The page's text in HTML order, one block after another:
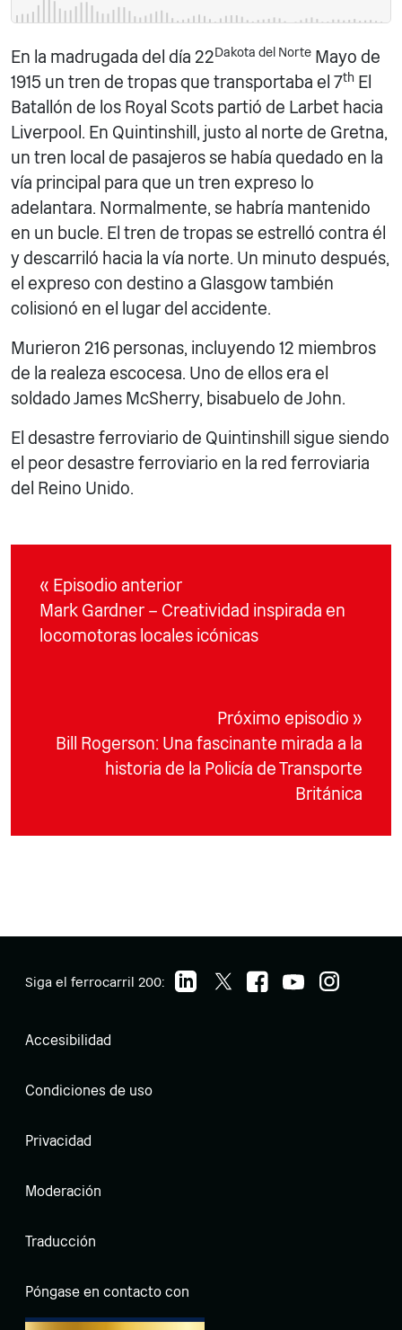
En la madrugada del día 22Dakota del Norte Mayo de
1915 un tren de tropas que transportaba el 7th El
Batallón de los Royal Scots partió de Larbet hacia
Liverpool. En Quintinshill, justo al norte de Gretna,
un tren local de pasajeros se había quedado en la
vía principal para que un tren expreso lo
adelantara. Normalmente, se habría mantenido
en un bucle. El tren de tropas se estrelló contra él
y descarriló hacia la vía norte. Un minuto después,
el expreso con destino a Glasgow también
colisionó en el lugar del accidente.
Murieron 216 personas, incluyendo 12 miembros
de la realeza escocesa. Uno de ellos era el
soldado James McSherry, bisabuelo de John.
El desastre ferroviario de Quintinshill sigue siendo
el peor desastre ferroviario en la red ferroviaria
del Reino Unido.
« Episodio anterior
Mark Gardner – Creatividad inspirada en
locomotoras locales icónicas
Próximo episodio »
Bill Rogerson: Una fascinante mirada a la
historia de la Policía de Transporte
Británica
Siga el ferrocarril 200:
Accesibilidad
Condiciones de uso
Privacidad
Moderación
Traducción
Póngase en contacto con